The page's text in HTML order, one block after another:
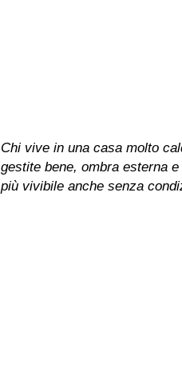
Chi vive in una casa molto
gestite bene, ombra esterna
più vivibile anche senza